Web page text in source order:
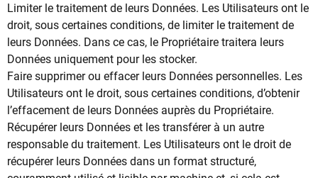
Limiter le traitement de leurs Données. Les Utilisateurs ont le
droit, sous certaines conditions, de limiter le traitement de
leurs Données. Dans ce cas, le Propriétaire traitera leurs
Données uniquement pour les stocker.
Faire supprimer ou effacer leurs Données personnelles. Les
Utilisateurs ont le droit, sous certaines conditions, d’obtenir
l’effacement de leurs Données auprès du Propriétaire.
Récupérer leurs Données et les transférer à un autre
responsable du traitement. Les Utilisateurs ont le droit de
récupérer leurs Données dans un format structuré,